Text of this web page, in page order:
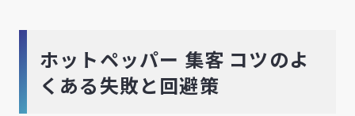
ホットペッパー 集客 コツのよ
くある失敗と回避策